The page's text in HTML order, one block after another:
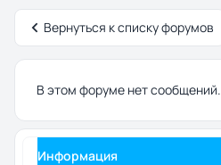
Вернуться к списку форумов
В этом форуме нет сообщений.
Информация